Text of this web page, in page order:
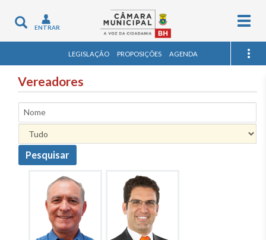
Toggle
navigation
ENTRAR
LEGISLAÇÃO PROPOSIÇÕES AGENDA
Vereadores
Nome
Pesquisar